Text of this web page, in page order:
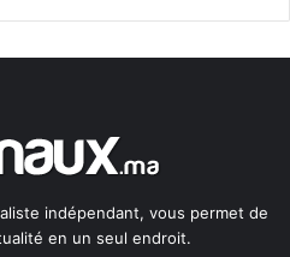
indépendant, vous permet de
en un seul endroit.